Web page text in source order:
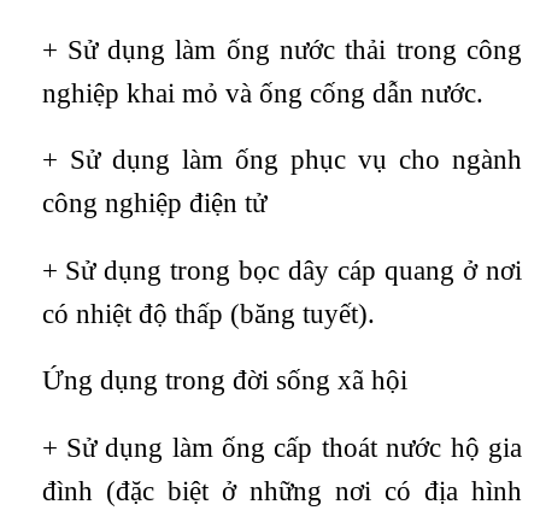
+ Sử dụng làm ống nước thải trong công
nghiệp khai mỏ và ống cống dẫn nước.
+ Sử dụng làm ống phục vụ cho ngành
công nghiệp điện tử
+ Sử dụng trong bọc dây cáp quang ở nơi
có nhiệt độ thấp (băng tuyết).
Ứng dụng trong đời sống xã hội
+ Sử dụng làm ống cấp thoát nước hộ gia
đình (đặc biệt ở những nơi có địa hình